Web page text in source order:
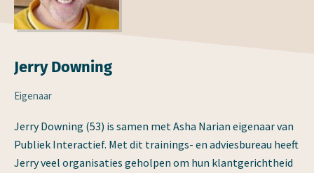
Jerry Downing
Eigenaar
Jerry Downing (53) is samen met Asha Narian eigenaar van
Publiek Interactief. Met dit trainings- en adviesbureau heeft
Jerry veel organisaties geholpen om hun klantgerichtheid